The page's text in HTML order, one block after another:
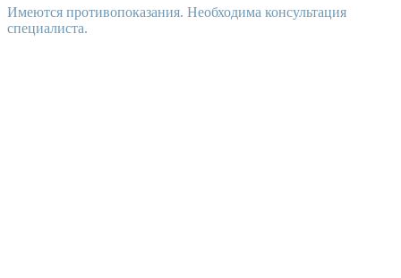
Имеются противопоказания. Необходима консультация
специалиста.